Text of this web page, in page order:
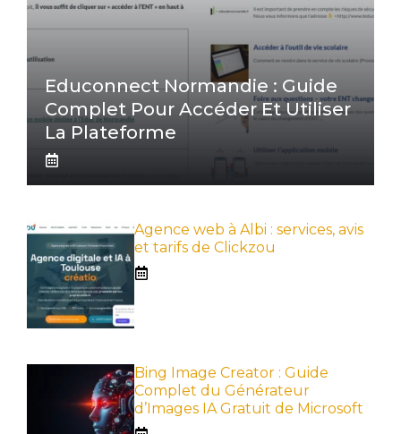
Educonnect Normandie : Guide
Complet Pour Accéder Et Utiliser
La Plateforme
Agence web à Albi : services, avis
et tarifs de Clickzou
Bing Image Creator : Guide
Complet du Générateur
d’Images IA Gratuit de Microsoft